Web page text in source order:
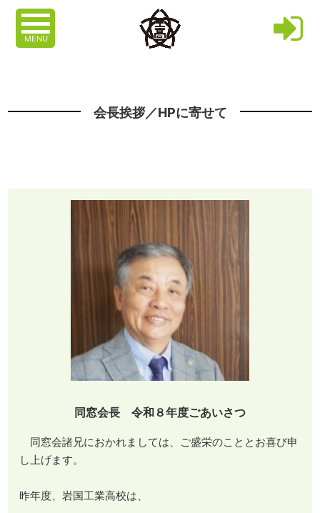
MENU
会長挨拶／HPに寄せて
同窓会長 令和８年度ごあいさつ
同窓会諸兄におかれましては、ご盛栄のこととお喜び申
し上げます。
昨年度、岩国工業高校は、